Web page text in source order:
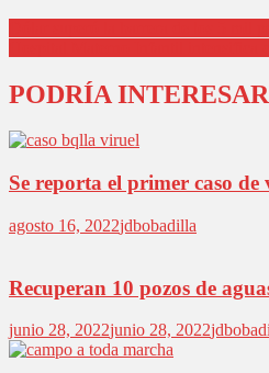
PODRÍA
Se reporta el primer caso
agosto 16, 2022jdbobadilla
Recuperan 10 pozos de
junio 28, 2022junio 28, 2022